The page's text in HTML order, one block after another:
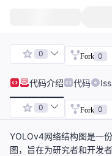
0 Fork 0
代码介绍 代码
0 Fork 0
YOLOv4网络结构图是一
图，旨在为研究者和开发